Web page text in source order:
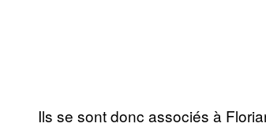
Ils se sont donc associés à